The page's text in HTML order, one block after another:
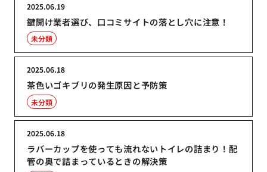
鍵開け業者選び、口コミサイトの落とし穴に注意！
2025.06.19
未分類
茶色いゴキブリの発生原因と予防策
2025.06.18
未分類
ラバーカップを使っても流れないトイレの詰まり！配
管の奥で詰まっているときの解決策
2025.06.18